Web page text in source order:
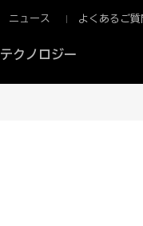
テクノロジー
ニュース よくあるご質